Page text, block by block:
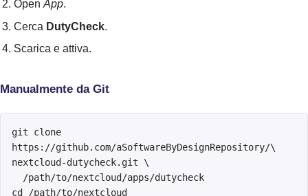
Open App.
Cerca DutyCheck.
Scarica e attiva.
Manualmente da Git
git clone
https://github.com/aSoftwareByDesignRepository/\
nextcloud-dutycheck.git \
cd /path/to/nextcloud